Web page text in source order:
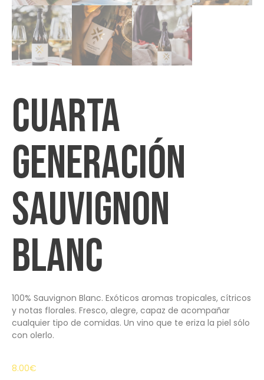
CUARTA
GENERACIÓN
SAUVIGNON
BLANC
100% Sauvignon Blanc. Exóticos aromas tropicales, cítricos
y notas florales. Fresco, alegre, capaz de acompañar
cualquier tipo de comidas. Un vino que te eriza la piel sólo
con olerlo.
8.00€